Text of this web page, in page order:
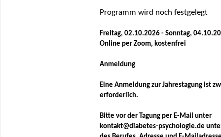
Programm wird noch festgelegt
Freitag, 02.10.2026 - Sonntag,
Online per Zoom, kostenfrei
Anmeldung
Eine Anmeldung zur Jahrestagung ist
erforderlich.
Bitte vor der Tagung per E-Mail unter
kontakt@diabetes-psychologie.de